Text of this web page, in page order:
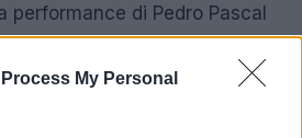
My Personal
performance di Pedro Pascal
emotiva che non può
La chimica tra i due attori è
sa di autentico.